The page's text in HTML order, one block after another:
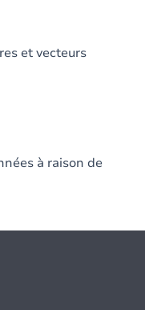
et vecteurs
à raison de